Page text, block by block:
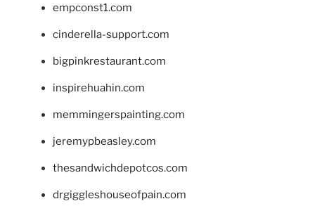
empconst1.com
cinderella-support.com
bigpinkrestaurant.com
inspirehuahin.com
memmingerspainting.com
jeremypbeasley.com
thesandwichdepotcos.com
drgiggleshouseofpain.com